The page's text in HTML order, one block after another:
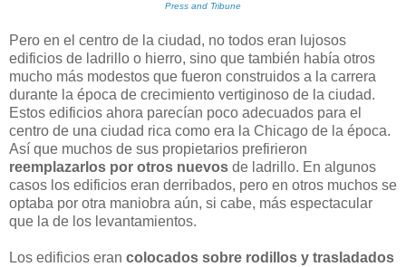
Press and Tribune
Pero en el centro de la ciudad, no todos eran lujosos
edificios de ladrillo o hierro, sino que también había otros
mucho más modestos que fueron construidos a la carrera
durante la época de crecimiento vertiginoso de la ciudad.
Estos edificios ahora parecían poco adecuados para el
centro de una ciudad rica como era la Chicago de la época.
Así que muchos de sus propietarios prefirieron
reemplazarlos por otros nuevos de ladrillo. En algunos
casos los edificios eran derribados, pero en otros muchos se
optaba por otra maniobra aún, si cabe, más espectacular
que la de los levantamientos.
Los edificios eran colocados sobre rodillos y trasladados